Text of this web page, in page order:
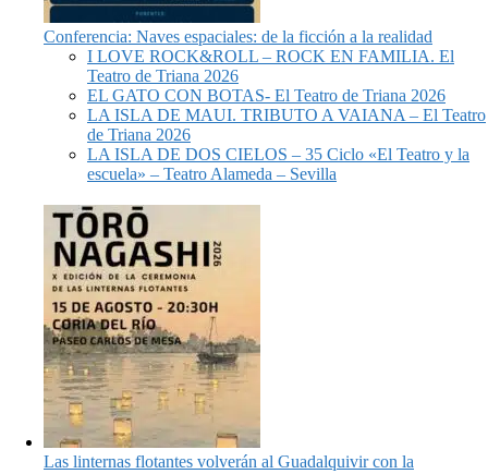
Conferencia: Naves espaciales: de la ficción a la realidad
I LOVE ROCK&ROLL – ROCK EN FAMILIA. El
Teatro de Triana 2026
EL GATO CON BOTAS- El Teatro de Triana 2026
LA ISLA DE MAUI. TRIBUTO A VAIANA – El Teatro
de Triana 2026
LA ISLA DE DOS CIELOS – 35 Ciclo «El Teatro y la
escuela» – Teatro Alameda – Sevilla
Las linternas flotantes volverán al Guadalquivir con la